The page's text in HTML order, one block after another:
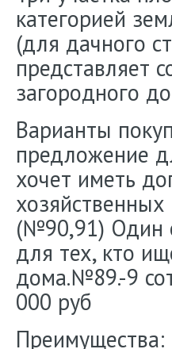
категорией
(для дачного
представляет
загородного
Варианты
предложение
хочет иметь
(№90,91) Один
для тех, кто
дома.№89.-9
000 руб
Преимущества: